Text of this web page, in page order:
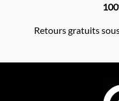
Retours gratuits